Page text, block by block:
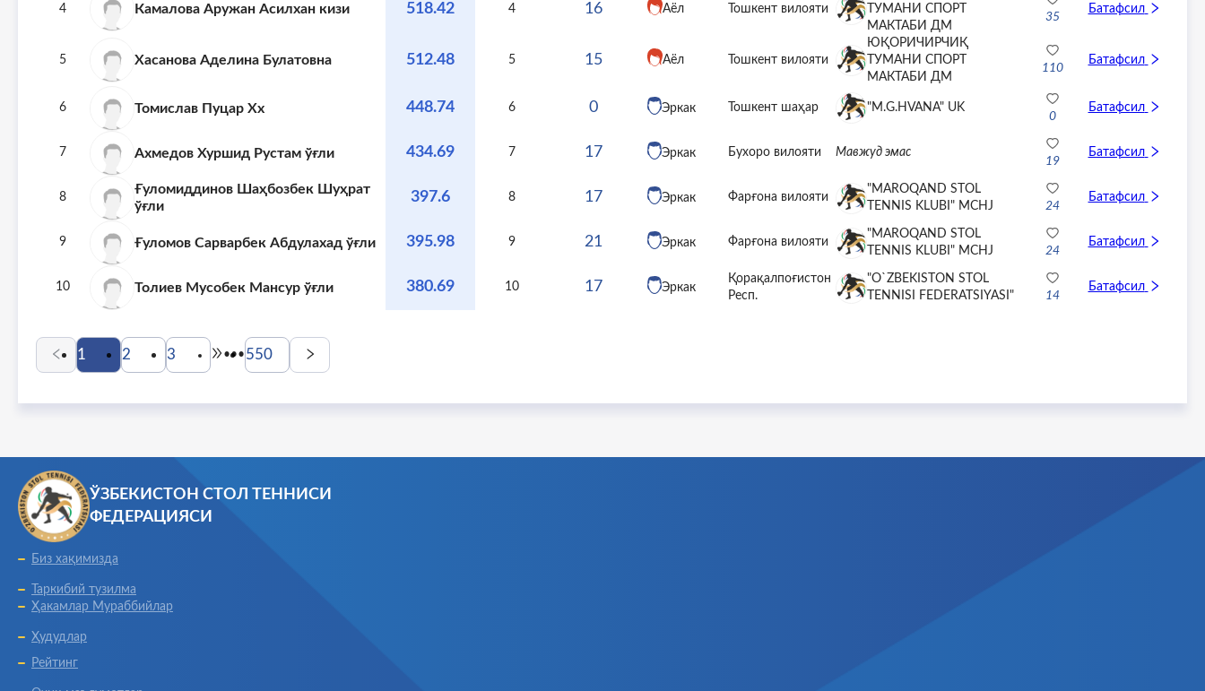
4 Камалова Аружан Асилхан кизи 518.42 4 16 Аёл Тошкент вилояти
ТУМАНИ СПОРТ
МАКТАБИ ДМ
35
Батафсил
5 Хасанова Аделина Булатовна 512.48 5 15 Аёл Тошкент вилояти
ЮҚОРИЧИРЧИҚ
ТУМАНИ СПОРТ
МАКТАБИ ДМ
110
Батафсил
6 Томислав Пуцар Хх 448.74 6 0 Эркак Тошкент шаҳар "M.G.HVANA" UK
0
Батафсил
7 Ахмедов Хуршид Рустам ўғли 434.69 7 17 Эркак Бухоро вилояти Мавжуд эмас
19
Батафсил
8
Ғуломиддинов Шаҳбозбек Шуҳрат
ўғли
397.6 8 17 Эркак Фарғона вилояти
"MAROQAND STOL
TENNIS KLUBI" MCHJ
24
Батафсил
9 Ғуломов Сарварбек Абдулахад ўғли 395.98 9 21 Эркак Фарғона вилояти
"MAROQAND STOL
TENNIS KLUBI" MCHJ
24
Батафсил
10 Толиев Мусобек Мансур ўғли 380.69 10 17 Эркак
Қорақалпоғистон
Респ.
"O`ZBEKISTON STOL
TENNISI FEDERATSIYASI"
14
Батафсил
1 2 3 ••• 550
ЎЗБEКИСТОН СТОЛ ТEННИСИ
ФEДEРАЦИЯСИ
Биз хақимизда
Таркибий тузилма
Ҳакамлар Мураббийлар
Ҳудудлар
Рейтинг